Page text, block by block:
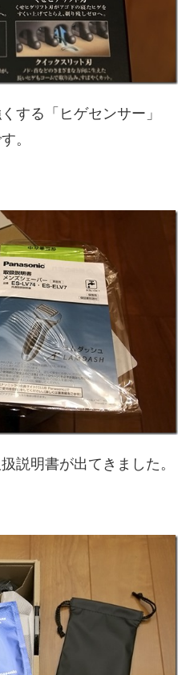
する「ヒゲセンサー」
。
説明書が出てきました。